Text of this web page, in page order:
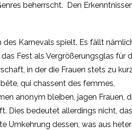
beherrscht. Den
Karnevals spielt. Es fällt
Fest als Vergrößerungsglas für
in der die Frauen stets zu
qui chassent des femmes,
anonym bleiben, jagen Frauen,
Dies bedeutet allerdings nicht,
Umkehrung dessen, was aus